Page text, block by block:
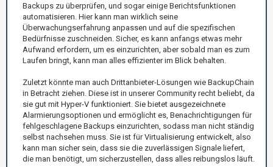
Backups zu überprüfen, und sogar einige Berichtsfunktionen
automatisieren. Hier kann man wirklich seine
Überwachungserfahrung anpassen und auf die spezifischen
Bedürfnisse zuschneiden. Sicher, es kann anfangs etwas mehr
Aufwand erfordern, um es einzurichten, aber sobald man es zum
Laufen bringt, kann man alles effizienter im Blick behalten.
Zuletzt könnte man auch Drittanbieter-Lösungen wie BackupChain
in Betracht ziehen. Diese ist in unserer Community recht beliebt, da
sie gut mit Hyper-V funktioniert. Sie bietet ausgezeichnete
Alarmierungsoptionen und ermöglicht es, Benachrichtigungen für
fehlgeschlagene Backups einzurichten, sodass man nicht ständig
selbst nachsehen muss. Sie ist für Virtualisierung entwickelt, also
kann man sicher sein, dass sie die zuverlässigen Signale liefert,
die man benötigt, um sicherzustellen, dass alles reibungslos läuft.